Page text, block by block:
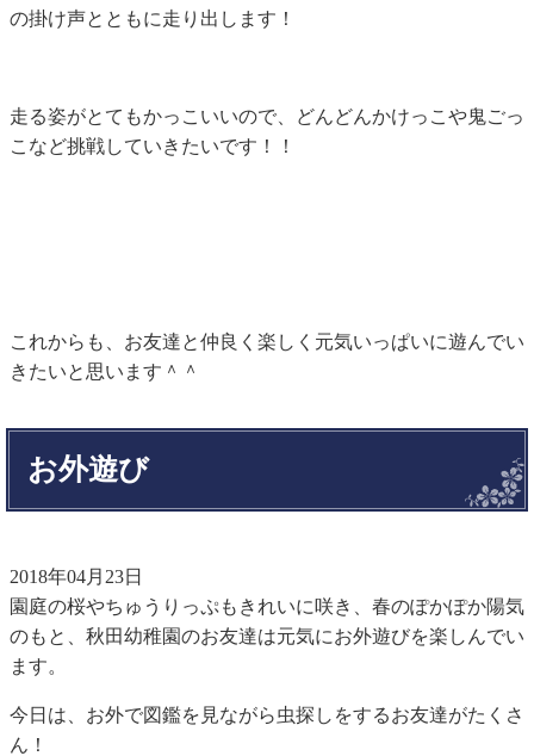
の掛け声とともに走り出します！
走る姿がとてもかっこいいので、どんどんかけっこや鬼ごっ
こなど挑戦していきたいです！！
これからも、お友達と仲良く楽しく元気いっぱいに遊んでい
きたいと思います＾＾
お外遊び
2018年04月23日
園庭の桜やちゅうりっぷもきれいに咲き、春のぽかぽか陽気
のもと、秋田幼稚園のお友達は元気にお外遊びを楽しんでい
ます。
今日は、お外で図鑑を見ながら虫探しをするお友達がたくさ
ん！